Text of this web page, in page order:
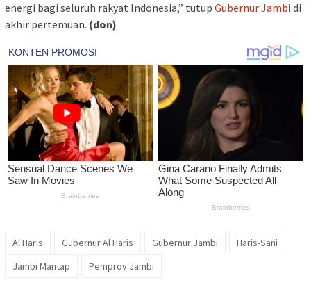
energi bagi seluruh rakyat Indonesia,” tutup Gubernur Jambi di
akhir pertemuan. (don)
Al Haris Gubernur Al Haris Gubernur Jambi
Haris-Sani
Jambi Mantap
Pemprov Jambi